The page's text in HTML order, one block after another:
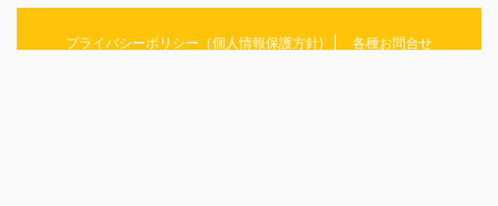
プライバシーポリシー（個人情報保護方針) 各種お問合せ